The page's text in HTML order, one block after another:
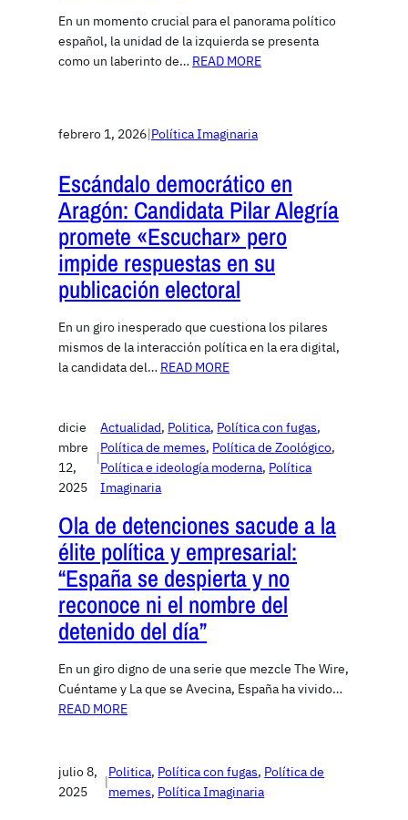
En un momento crucial para el panorama político
español, la unidad de la izquierda se presenta
como un laberinto de… READ MORE
febrero 1, 2026|Política Imaginaria
Escándalo democrático en
Aragón: Candidata Pilar Alegría
promete «Escuchar» pero
impide respuestas en su
publicación electoral
En un giro inesperado que cuestiona los pilares
mismos de la interacción política en la era digital,
la candidata del… READ MORE
dicie
mbre
12,
2025
|
Actualidad, Politica, Política con fugas
Política de memes, Política de Zoológico
Política e ideología moderna, Política
Imaginaria
Ola de detenciones sacude a la
élite política y empresarial:
“España se despierta y no
reconoce ni el nombre del
detenido del día”
En un giro digno de una serie que mezcle The Wire,
Cuéntame y La que se Avecina, España ha vivido…
READ MORE
julio 8,
2025
|
Politica, Política con fugas, Política de
memes, Política Imaginaria